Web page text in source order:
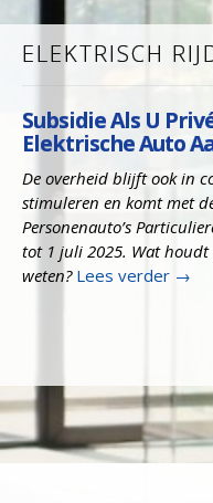
ELEKTRISCH
Subsidie Als U
Elektrische Auto
De overheid blijft ook in
stimuleren en komt met
Personenauto’s
tot 1 juli 2025. Wat houdt
weten? Lees verder →